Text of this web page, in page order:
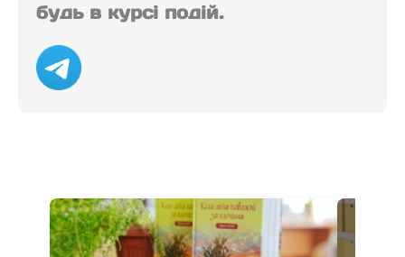
будь в курсі подій.